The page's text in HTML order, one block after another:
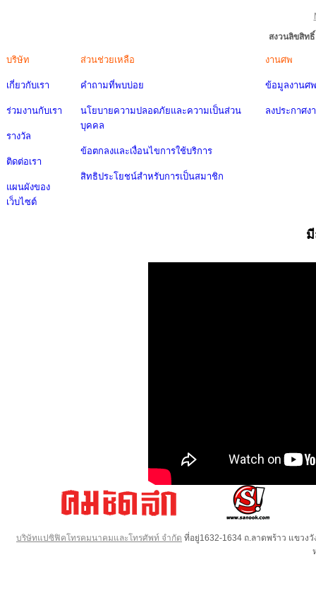
สงวนลิขสิท
บริษัท
เกี่ยวกับเรา
ร่วมงานกับเรา
รางวัล
ติดต่อเรา
แผนผังของ
เว็บไซต์
ส่วนช่วยเหลือ
คำถามที่พบบ่อย
นโยบายความปลอดภัยและความเป็นส่วน
บุคคล
ข้อตกลงและเงื่อนไขการใช้บริการ
สิทธิประโยชน์สำหรับการเป็นสมาชิก
งานศพ
ข้อมูลงานศพ
ลงประกาศง
บริษัทแปซิฟิคโทรคมนาคมและโทรศัพท์ จำกัด ที่อยู่1632-1634 ถ.ลาดพร้าว แขวง